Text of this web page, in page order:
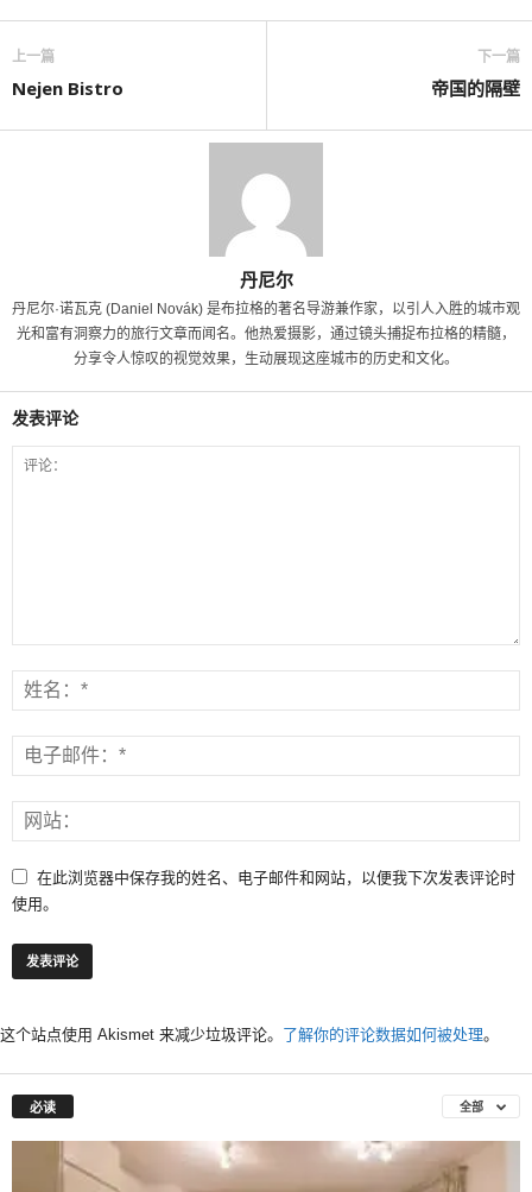
上一篇
Nejen Bistro
下一篇
帝国的隔壁
丹尼尔
丹尼尔·诺瓦克 (Daniel Novák) 是布拉格的著名导游兼作家，以引人入胜的城市观
光和富有洞察力的旅行文章而闻名。他热爱摄影，通过镜头捕捉布拉格的精髓，
分享令人惊叹的视觉效果，生动展现这座城市的历史和文化。
发表评论
在此浏览器中保存我的姓名、电子邮件和网站，以便我下次发表评论时
使用。
这个站点使用 Akismet 来减少垃圾评论。 了解你的评论数据如何被处理。
必读 全部